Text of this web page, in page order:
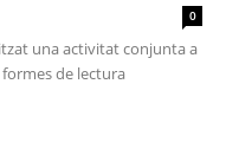
0
una activitat conjunta a
formes de lectura